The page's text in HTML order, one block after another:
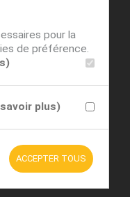
pour la
de préférence.
plus)
ACCEPTER TOUS